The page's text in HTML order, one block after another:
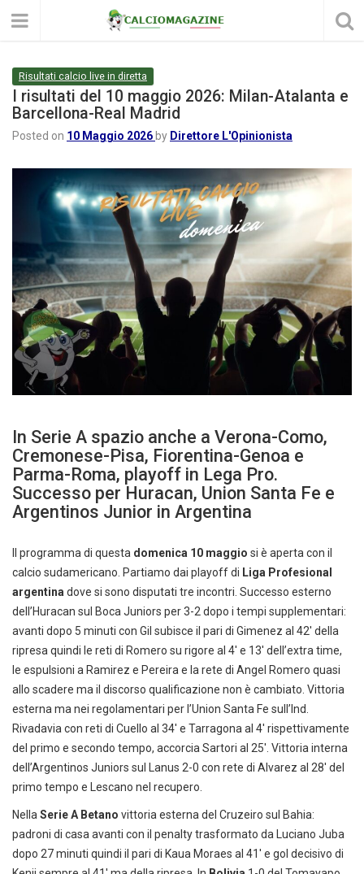
Risultati calcio live in diretta
I risultati del 10 maggio 2026: Milan-Atalanta e
Barcellona-Real Madrid
Posted on 10 Maggio 2026 by Direttore L'Opinionista
In Serie A spazio anche a Verona-Como,
Cremonese-Pisa, Fiorentina-Genoa e
Parma-Roma, playoff in Lega Pro.
Successo per Huracan, Union Santa Fe e
Argentinos Junior in Argentina
Il programma di questa domenica 10 maggio si è aperta con il
calcio sudamericano. Partiamo dai playoff di Liga Profesional
argentina dove si sono disputati tre incontri. Successo esterno
dell’Huracan sul Boca Juniors per 3-2 dopo i tempi supplementari:
avanti dopo 5 minuti con Gil subisce il pari di Gimenez al 42′ della
ripresa quindi le reti di Romero su rigore al 4′ e 13′ dell’extra time,
le espulsioni a Ramirez e Pereira e la rete di Angel Romero quasi
allo scadere ma il discorso qualificazione non è cambiato. Vittoria
esterna ma nei regolamentari per l’Union Santa Fe sull’Ind.
Rivadavia con reti di Cuello al 34′ e Tarragona al 4′ rispettivamente
del primo e secondo tempo, accorcia Sartori al 25′. Vittoria interna
dell’Argentinos Juniors sul Lanus 2-0 con rete di Alvarez al 28′ del
primo tempo e Lescano nel recupero.
Nella Serie A Betano vittoria esterna del Cruzeiro sul Bahia:
padroni di casa avanti con il penalty trasformato da Luciano Juba
dopo 27 minuti quindi il pari di Kaua Moraes al 41′ e gol decisivo di